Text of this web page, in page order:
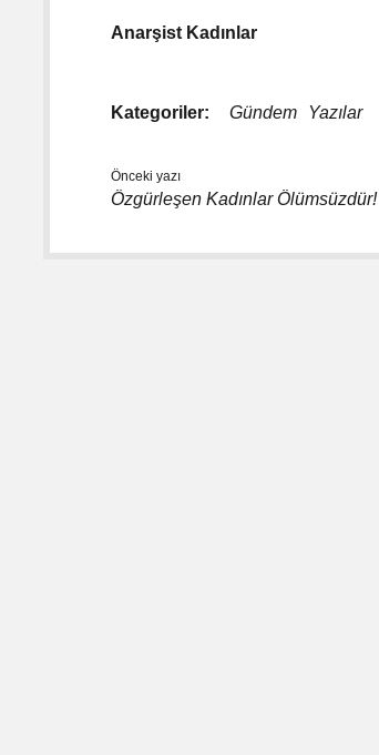
Anarşist Kadınlar
Kategoriler: Gündem Yazılar
Önceki yazı
Özgürleşen Kadınlar Ölümsüzdür!